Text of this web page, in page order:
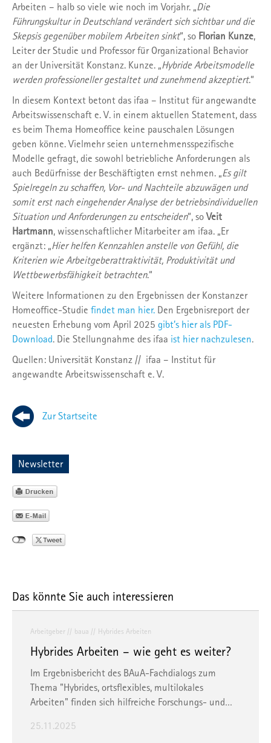
Arbeiten – halb so viele wie noch im Vorjahr. „Die
Führungskultur in Deutschland verändert sich sichtbar und die
Skepsis gegenüber mobilem Arbeiten sinkt“, so Florian Kunze,
Leiter der Studie und Professor für Organizational Behavior
an der Universität Konstanz. Kunze. „Hybride Arbeitsmodelle
werden professioneller gestaltet und zunehmend akzeptiert.“
In diesem Kontext betont das ifaa – Institut für angewandte
Arbeitswissenschaft e. V. in einem aktuellen Statement, dass
es beim Thema Homeoffice keine pauschalen Lösungen
geben könne. Vielmehr seien unternehmensspezifische
Modelle gefragt, die sowohl betriebliche Anforderungen als
auch Bedürfnisse der Beschäftigten ernst nehmen. „Es gilt
Spielregeln zu schaffen, Vor- und Nachteile abzuwägen und
somit erst nach eingehender Analyse der betriebsindividuellen
Situation und Anforderungen zu entscheiden“, soVeit
Hartmann, wissenschaftlicher Mitarbeiter am ifaa. „Er
ergänzt: „Hier helfen Kennzahlen anstelle von Gefühl, die
Kriterien wie Arbeitgeberattraktivität, Produktivität und
Wettbewerbsfähigkeit betrachten.“
Weitere Informationen zu den Ergebnissen der Konstanzer
Homeoffice-Studie findet man hier. Den Ergebnisreport der
neuesten Erhebung vom April 2025 gibt’s hier als PDF-
Download. Die Stellungnahme des ifaa ist hier nachzulesen.
Quellen: Universität Konstanz // ifaa – Institut für
angewandte Arbeitswissenschaft e. V.
Zur Startseite
Newsletter
Das könnte Sie auch interessieren
Arbeitgeber baua Hybrides Arbeiten
Hybrides Arbeiten – wie geht es weiter?
Im Ergebnisbericht des BAuA-Fachdialogs zum
Thema "Hybrides, ortsflexibles, multilokales
Arbeiten" finden sich hilfreiche Forschungs- und…
25.11.2025